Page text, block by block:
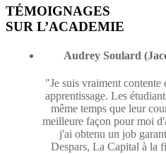
TÉMOIGNAGES
SUR L’ACADEMIE
Audrey Soulard
"Je suis vraiment contente
apprentissage. Les
même temps que leur
meilleure façon pour moi
j'ai obtenu un job
Despars, La Capital à la